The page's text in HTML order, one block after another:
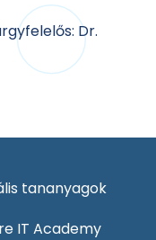
Dr.
tananyagok
IT Academy